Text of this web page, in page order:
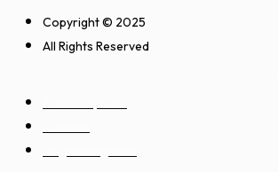
Copyright © 2025
All Rights Reserved